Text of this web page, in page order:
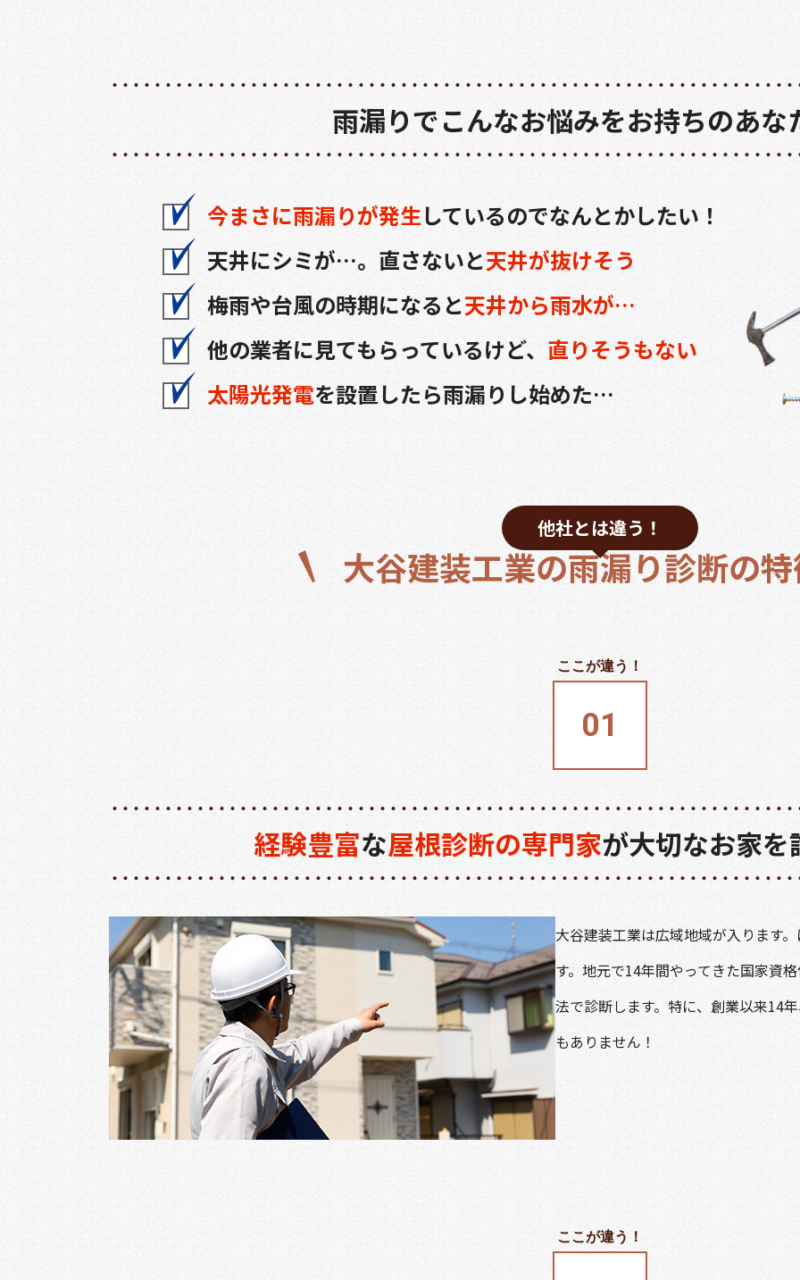
雨漏りでこんなお悩みをお持ちのあ
今まさに雨漏りが発生しているのでなんとかしたい！
天井にシミが…。直さないと天井が抜けそう
梅雨や台風の時期になると天井から雨水が…
他の業者に見てもらっているけど、 直りそうもない
太陽光発電を設置したら雨漏りし始めた…
大谷建装工業の雨漏り診断の
他社とは違う！
経験豊富な屋根診断の専門家が大切なお家を
大谷建装工業は広域地域が入ります
す。地元で14年間やってきた国家資
法で診断します。特に、創業以来14
もありません！